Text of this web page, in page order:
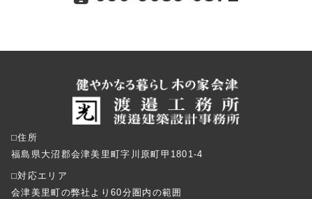
⬜︎住所
福島県大沼郡会津美里町字川原町甲1801-4
⬜︎対応エリア
会津美里町の弊社より60分圏内の範囲